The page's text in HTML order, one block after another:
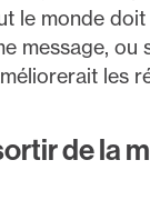
le monde
message, ou
les
de la